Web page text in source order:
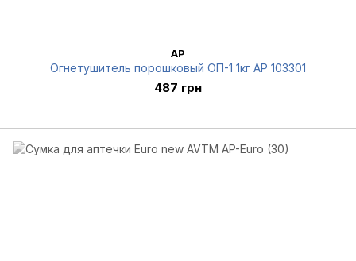
AP
Огнетушитель порошковый ОП-1 1кг AP 103301
487 грн